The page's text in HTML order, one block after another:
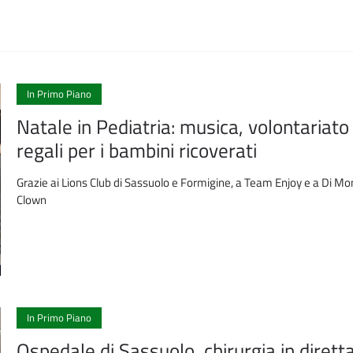
In Primo Piano
Natale in Pediatria: musica,
regali per i bambini ricoverati
Grazie ai Lions Club di Sassuolo e Formigine, a Team Enjoy e a Di
Clown
In Primo Piano